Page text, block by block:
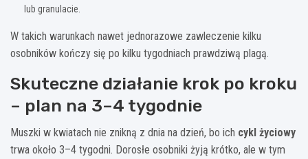
lub granulacie.
W takich warunkach nawet jednorazowe zawleczenie kilku
osobników kończy się po kilku tygodniach prawdziwą plagą.
Skuteczne działanie krok po kroku
– plan na 3–4 tygodnie
Muszki w kwiatach nie znikną z dnia na dzień, bo ich cykl życiowy
trwa około 3–4 tygodni. Dorosłe osobniki żyją krótko, ale w tym